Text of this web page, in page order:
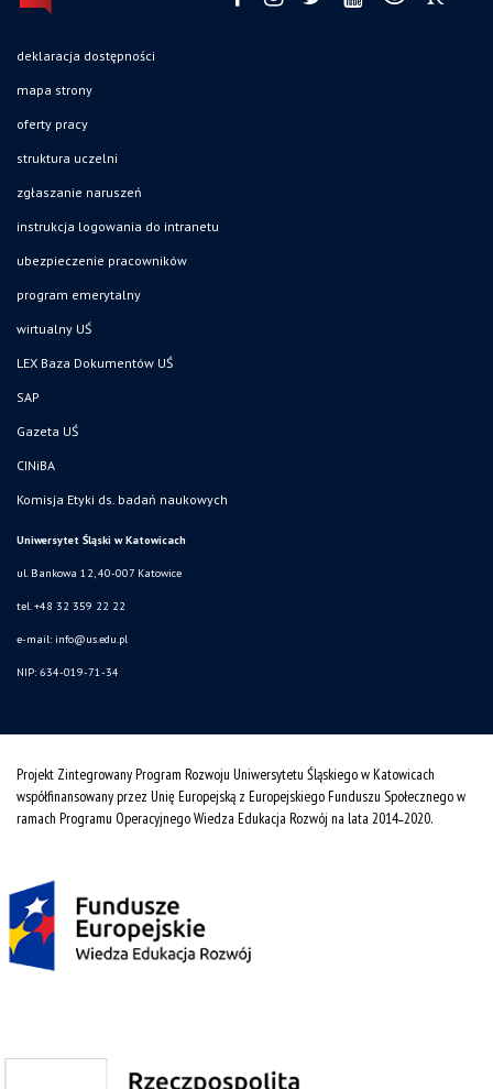
deklaracja dostępności
mapa strony
oferty pracy
struktura uczelni
zgłaszanie naruszeń
instrukcja logowania do intranetu
ubezpieczenie pracowników
program emerytalny
wirtualny UŚ
LEX Baza Dokumentów UŚ
SAP
Gazeta UŚ
CINiBA
Komisja Etyki ds. badań naukowych
Uniwersytet Śląski w Katowicach
ul. Bankowa 12, 40-007 Katowice
tel. +48 32 359 22 22
e-mail: info@us.edu.pl
NIP: 634-019-71-34
Projekt Zintegrowany Program Rozwoju Uniwersytetu Śląskiego w Katowicach
współfinansowany przez Unię Europejską z Europejskiego Funduszu Społecznego w
ramach Programu Operacyjnego Wiedza Edukacja Rozwój na lata 2014˗2020.